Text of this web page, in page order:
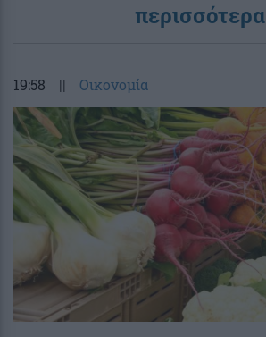
περισσότερα
19:58 || Οικονομία